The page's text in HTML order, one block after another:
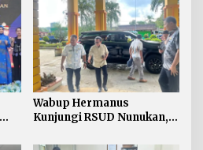
Wabup Hermanus
Kunjungi RSUD Nunukan,
Pelayanan Kesehatan